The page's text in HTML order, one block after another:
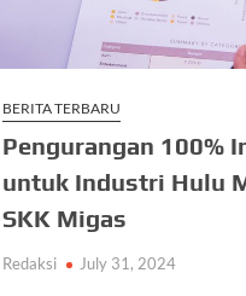
BERITA TERBARU
Pengurangan 100%
untuk Industri Hulu
SKK Migas
Redaksi July 31, 2024